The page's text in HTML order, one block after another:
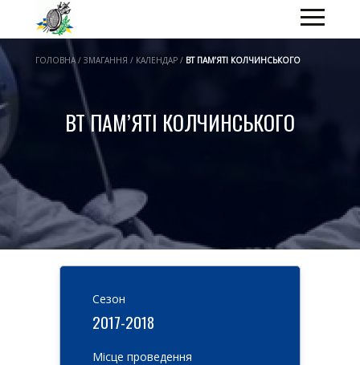
ГОЛОВНА / ЗМАГАННЯ / КАЛЕНДАР / ВТ ПАМ’ЯТІ КОЛЧИНСЬКОГО
ВТ ПАМ’ЯТІ КОЛЧИНСЬКОГО
Cезон
2017-2018
Місце проведення